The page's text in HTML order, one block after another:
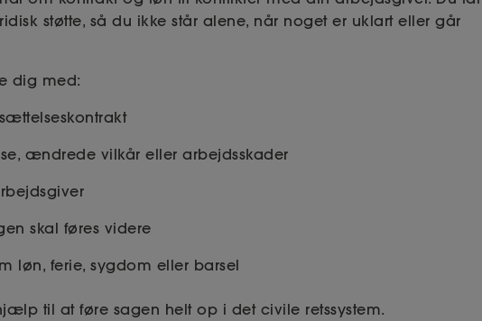
støtte, så du ikke står alene, når noget er uklart eller går
dig med:
ændrede vilkår eller arbejdsskader
skal føres videre
løn, ferie, sygdom eller barsel
til at føre sagen helt op i det civile retssystem.